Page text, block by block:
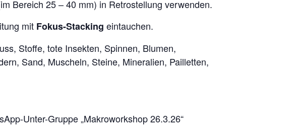
Bereich 25 – 40 mm) in Retrostellung verwenden.
mit Fokus-Stacking eintauchen.
Stoffe, tote Insekten, Spinnen, Blumen,
Sand, Muscheln, Steine, Mineralien, Pailletten,
Unter-Gruppe „Makroworkshop 26.3.26“